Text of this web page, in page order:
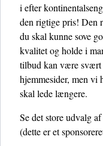
i efter
den rigtige pris! Den
du skal kunne sove
kvalitet og holde i
tilbud kan være svært
hjemmesider, men vi
skal lede længere.
Se det store udvalg
(dette er et